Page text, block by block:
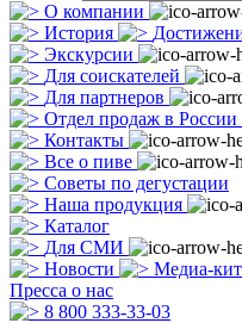
О компании
История
Экскурсии
Для соискателей
Для партнеров
Отдел продаж в России
Контакты
Все о пиве
Советы по дегустации
Наша продукция
Каталог
Для СМИ
Новости
Медиа-кит
Пресса о нас
8 800 333-33-03